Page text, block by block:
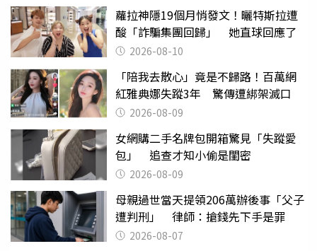
蘿拉神隱19個月悄發文！曬特斯拉遭
酸「詐騙集團回歸」 她直球回應了
2026-08-10
「陪我去散心」竟是不歸路！百萬網
紅雅典娜失蹤3年 驚傳遭綁架滅口
2026-08-09
女網購二手名牌包開箱驚見「失蹤愛
包」 追查才知小偷是閨密
2026-08-09
母親過世當天提領206萬辦後事「父子
遭判刑」 律師：搶錢先下手是罪
2026-08-07